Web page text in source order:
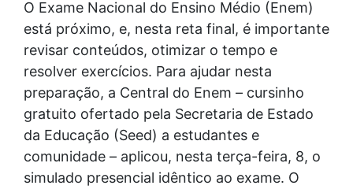
O Exame Nacional do Ensino Médio (Enem)
está próximo, e, nesta reta final, é importante
revisar conteúdos, otimizar o tempo e
resolver exercícios. Para ajudar nesta
preparação, a Central do Enem – cursinho
gratuito ofertado pela Secretaria de Estado
da Educação (Seed) a estudantes e
comunidade – aplicou, nesta terça-feira, 8, o
simulado presencial idêntico ao exame. O